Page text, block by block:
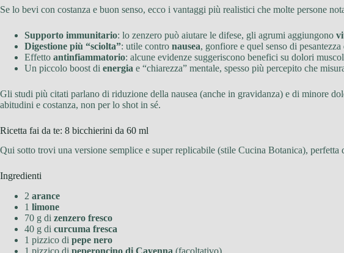
Se lo bevi con costanza e buon senso, ecco i vantaggi più realistici che molte persone
Supporto immunitario: lo zenzero può aiutare le difese, gli agrumi aggiungono
Digestione più “sciolta”: utile contro nausea, gonfiore e quel senso di
Effetto antinfiammatorio: alcune evidenze suggeriscono benefici su dolori
Un piccolo boost di energia e “chiarezza” mentale, spesso più percepito che
Gli studi più citati parlano di riduzione della nausea (anche in gravidanza) e di minore
abitudini e costanza, non per lo shot in sé.
Ricetta fai da te: 8 bicchierini da 60 ml
Qui sotto trovi una versione semplice e super replicabile (stile Cucina Botanica), perfetta
Ingredienti
2 arance
1 limone
70 g di zenzero fresco
40 g di curcuma fresca
1 pizzico di pepe nero